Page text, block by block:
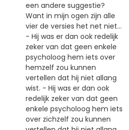
een andere suggestie?
Want in mijn ogen zijn alle
vier de versies het net niet...
- Hij was er dan ook redelijk
zeker van dat geen enkele
psycholoog hem iets over
hemzelf zou kunnen
vertellen dat hij niet allang
wist. - Hij was er dan ook
redelijk zeker van dat geen
enkele psycholoog hem iets
over zichzelf zou kunnen